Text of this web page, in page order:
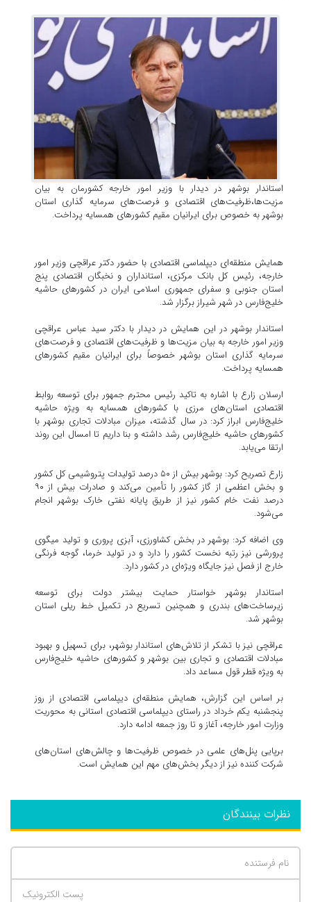
استاندار بوشهر در دیدار با وزیر امور خارجه کشورمان به بیان
مزیت‌ها،ظرفیت‌های اقتصادی و فرصت‌های سرمایه گذاری استان
بوشهر به خصوص برای ایرانیان مقیم کشورهای همسایه پرداخت.
همایش منطقه‌ای دیپلماسی اقتصادی با حضور دکتر عراقچی وزیر امور
خارجه، رئیس کل بانک مرکزی، استانداران و نخبگان اقتصادی پنج
استان جنوبی و سفرای جمهوری اسلامی ایران در کشورهای حاشیه
خلیج‌فارس در شهر شیراز برگزار شد.
استاندار بوشهر در این همایش در دیدار با دکتر سید عباس عراقچی
وزیر امور خارجه به بیان مزیت‌ها و ظرفیت‌های اقتصادی و فرصت‌های
سرمایه گذاری استان بوشهر خصوصاً برای ایرانیان مقیم کشورهای
همسایه پرداخت.
ارسلان زارع با اشاره به تاکید رئیس محترم جمهور برای توسعه روابط
اقتصادی استان‌های مرزی با کشورهای همسایه به ویژه حاشیه
خلیج‌فارس ابراز کرد: در سال گذشته، میزان مبادلات تجاری بوشهر با
کشورهای حاشیه خلیج‌فارس رشد داشته و بنا داریم تا امسال این روند
ارتقا می‌یابد.
زارع تصریح کرد: بوشهر بیش از ۵۰ درصد تولیدات پتروشیمی کل کشور
و بخش اعظمی از گاز کشور را تأمین می‌کند و صادرات بیش از ۹۰
درصد نفت خام کشور نیز از طریق پایانه نفتی خارک بوشهر انجام
می‌شود.
وی اضافه کرد: بوشهر در بخش کشاورزی، آبزی پروری و تولید میگوی
پرورشی نیز رتبه نخست کشور را دارد و در تولید خرما، گوجه فرنگی
خارج از فصل نیز جایگاه ویژه‌ای در کشور دارد.
استاندار بوشهر خواستار حمایت بیشتر دولت برای توسعه
زیرساخت‌های بندری و همچنین تسریع در تکمیل خط ریلی استان
بوشهر شد.
عراقچی نیز با تشکر از تلاش‌های استاندار بوشهر، برای تسهیل و بهبود
مبادلات اقتصادی و تجاری بین بوشهر و کشورهای حاشیه خلیج‌فارس
به ویژه قطر قول مساعد داد.
بر اساس این گزارش، همایش منطقه‌ای دیپلماسی اقتصادی از روز
پنجشنبه یکم خرداد در راستای دیپلماسی اقتصادی استانی به محوریت
وزارت امور خارجه، آغاز و تا روز جمعه ادامه دارد.
برپایی پنل‌های علمی در خصوص ظرفیت‌ها و چالش‌های استان‌های
شرکت کننده نیز از دیگر بخش‌های مهم این همایش است.
نظرات بینندگان